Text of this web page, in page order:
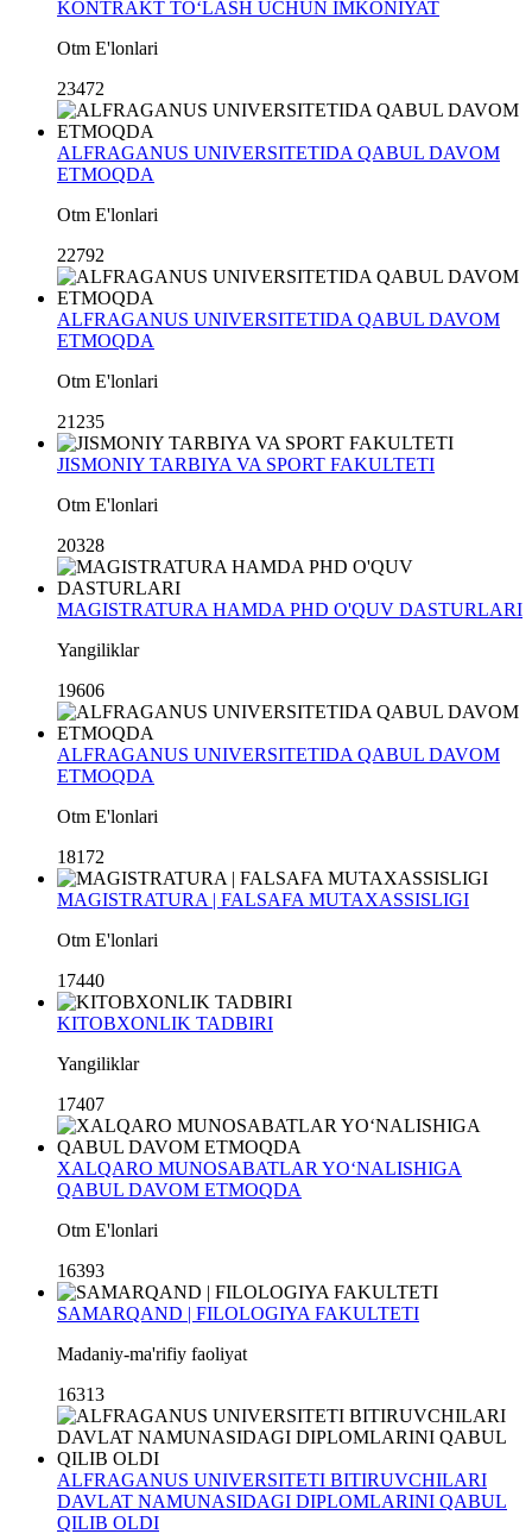
KONTRAKT TO‘LASH UCHUN IMKONIYAT
Otm E'lonlari
23472
ALFRAGANUS UNIVERSITETIDA QABUL DAVOM
ETMOQDA
Otm E'lonlari
22792
ALFRAGANUS UNIVERSITETIDA QABUL DAVOM
ETMOQDA
Otm E'lonlari
21235
JISMONIY TARBIYA VA SPORT FAKULTETI
Otm E'lonlari
20328
MAGISTRATURA HAMDA PHD O'QUV DASTURLARI
Yangiliklar
19606
ALFRAGANUS UNIVERSITETIDA QABUL DAVOM
ETMOQDA
Otm E'lonlari
18172
MAGISTRATURA | FALSAFA MUTAXASSISLIGI
Otm E'lonlari
17440
KITOBXONLIK TADBIRI
Yangiliklar
17407
XALQARO MUNOSABATLAR YO‘NALISHIGA
QABUL DAVOM ETMOQDA
Otm E'lonlari
16393
SAMARQAND | FILOLOGIYA FAKULTETI
Madaniy-ma'rifiy faoliyat
16313
ALFRAGANUS UNIVERSITETI BITIRUVCHILARI
DAVLAT NAMUNASIDAGI DIPLOMLARINI QABUL
QILIB OLDI